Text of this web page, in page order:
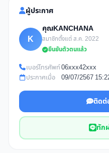
ผู้ประกาศ
K
คุณKANCHANA
สมาชิกตั้งแต่ ส.ค. 2022
ยืนยันตัวตนแล้ว
เบอร์โทรศัพท์06xxx42xxx
ประกาศเมื่อ
09/07/2567
ติดต่
ทัก